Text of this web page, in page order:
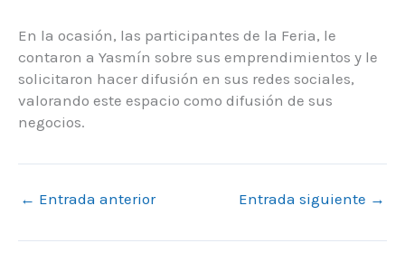
En la ocasión, las participantes de la Feria, le
contaron a Yasmín sobre sus emprendimientos y le
solicitaron hacer difusión en sus redes sociales,
valorando este espacio como difusión de sus
negocios.
← Entrada anterior Entrada siguiente →